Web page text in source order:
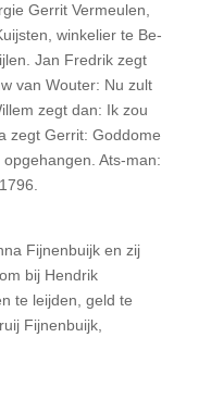
Gerrit Vermeulen,
winkelier te Be-
Jan Fredrik zegt
van Wouter: Nu zult
zegt dan: Ik zou
zegt Gerrit: Goddome
Ats-man:
Fijnenbuijk en zij
bij Hendrik
te leijden, geld te
Fijnenbuijk,